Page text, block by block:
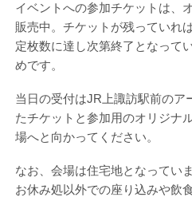
イベントへの参加チケットは、
販売中。チケットが残っていれ
定枚数に達し次第終了となって
めです。
当日の受付はJR上諏訪駅前のア
たチケットと参加用のオリジナ
場へと向かってください。
なお、会場は住宅地となってい
お休み処以外での座り込みや飲